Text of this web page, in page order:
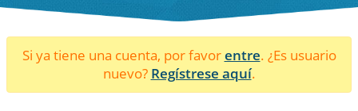
Si ya tiene una cuenta, por favorentre. ¿Es usuario
nuevo? Regístrese aquí.